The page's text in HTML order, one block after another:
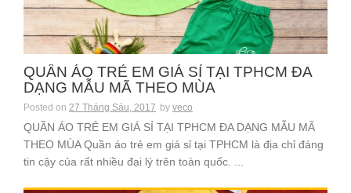
QUẦN ÁO TRẺ EM GIÁ SỈ TẠI TPHCM ĐA
DẠNG MẪU MÃ THEO MÙA
Posted on 27 Tháng Sáu, 2017 by veco
QUẦN ÁO TRẺ EM GIÁ SỈ TẠI TPHCM ĐA DẠNG MẪU MÃ
THEO MÙA Quần áo trẻ em giá sỉ tại TPHCM là địa chỉ đáng
tin cậy của rất nhiều đại lý trên toàn quốc. ...